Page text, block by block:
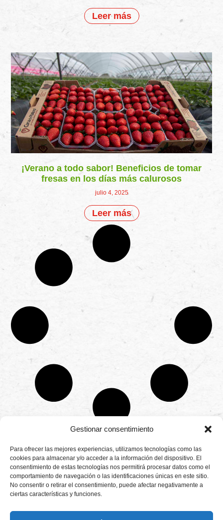
Gestionar consentimiento
Para ofrecer las mejores experiencias, utilizamos tecnologías como las
cookies para almacenar y/o acceder a la información del dispositivo. El
consentimiento de estas tecnologías nos permitirá procesar datos como el
comportamiento de navegación o las identificaciones únicas en este sitio.
No consentir o retirar el consentimiento, puede afectar negativamente a
ciertas características y funciones.
Leer más
¡Verano a todo sabor! Beneficios de tomar
fresas en los días más calurosos
julio 4, 2025
Leer más
Productores
de
fresas,
frambuesas,
arándanos
CONTÁCTANOS
Camino de
Montemayor s/n
21800 Moguer.
Huelva ESPAÑA.
info@cunadeplatero.com
25
Aviso legal
Política de
Canal de denuncias